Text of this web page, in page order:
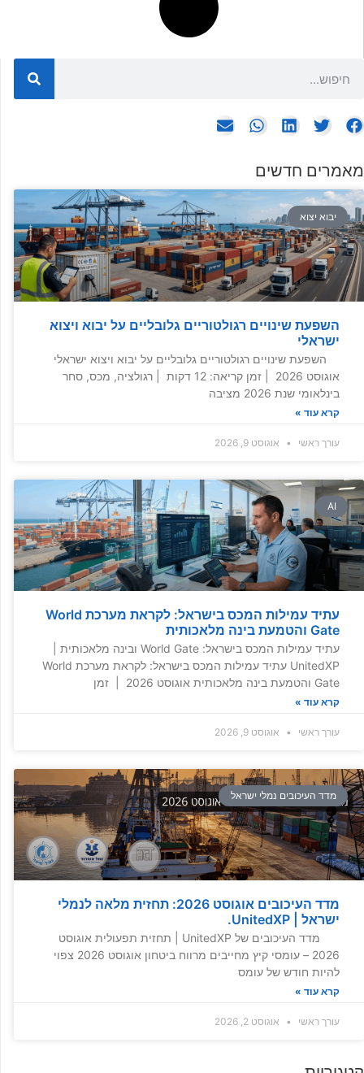
מאמרים חדשים
יבוא יצוא
השפעת שינויים רגולטוריים גלובליים על יבוא ויצוא
ישראלי
השפעת שינויים רגולטוריים גלובליים על יבוא ויצוא ישראלי
אוגוסט 2026 | זמן קריאה: 12 דקות | רגולציה, מכס, סחר
בינלאומי שנת 2026 מציבה
קרא עוד »
עורך ראשי אוגוסט 9, 2026
AI
עתיד עמילות המכס בישראל: לקראת מערכת World
Gate והטמעת בינה מלאכותית
עתיד עמילות המכס בישראל: World Gate ובינה מלאכותית |
UnitedXP עתיד עמילות המכס בישראל: לקראת מערכת World
Gate והטמעת בינה מלאכותית אוגוסט 2026 | זמן
קרא עוד »
עורך ראשי אוגוסט 9, 2026
מדד העיכובים נמלי ישראל
מדד העיכובים אוגוסט 2026: תחזית מלאה לנמלי
ישראל | UnitedXP.
מדד העיכובים של UnitedXP | תחזית תפעולית אוגוסט
2026 – עומסי קיץ מחייבים מרווח ביטחון אוגוסט 2026 צפוי
להיות חודש של עומס
קרא עוד »
עורך ראשי אוגוסט 2, 2026